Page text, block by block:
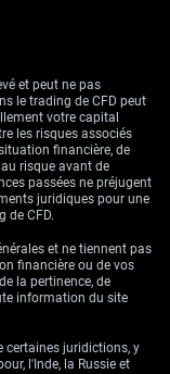
Takaichi ont
pouvant augmenter
L’inflation
volatils) est restée
mois consécutif en
hausse des prix. La
si la hausse des
les ménages. (La
et peut ne pas
le trading de CFD peut
votre capital
les risques associés
financière, de
risque avant de
passées ne préjugent
juridiques pour une
de CFD.
et ne tiennent pas
financière ou de vos
la pertinence, de
information du site
certaines juridictions, y
l'Inde, la Russie et